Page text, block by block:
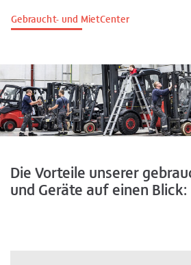
Gebraucht- und MietCenter
Die Vorteile unserer
und Geräte auf einen Blick: